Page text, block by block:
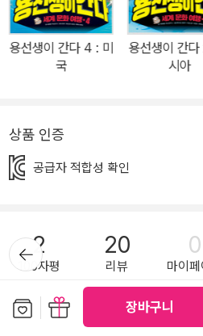
장바구니
실》 등 다양한 시리즈를 통해 160만
생이 간다》는 용선생과 역사반 아이
가며 세계 각국의 역사와 문화, 지리
요 볼거리와 다양한 문화를 체험하는 ‘
을 따라가다 보면, 그저 멀다고만 생각
냥 지나칠 수 있는 여행지의 풍경에
리가 전혀 몰랐던 먼 나라의 신기한 모
웃 나라의 낯선 모습까지! 최고의 가
별한 세계여행이 시작됩니다. 진짜 여행처럼 보고, 먹고, 즐기고! 이것
저것 외우라는 식으로 지루하게 늘어
용선생이 간다 4 : 미
국
용선생이 간
시아
상품 인증
공급자 적합성 확인
2
100자평
20
리뷰
0
마이페
이 책에 내가 남긴 글
뒤로가
기